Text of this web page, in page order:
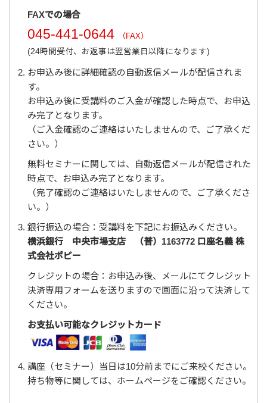
FAXでの場合
045-441-0644
（FAX）
(24時間受付、お返事は翌営業日以降になります)
お申込み後に詳細確認の自動返信メールが配信されま
す。
お申込み後に受講料のご入金が確認した時点で、お申込
み完了となります。
（ご入金確認のご連絡はいたしませんので、ご了承くだ
さい。）
無料セミナーに関しては、自動返信メールが配信された
時点で、お申込み完了となります。
（完了確認のご連絡はいたしませんので、ご了承くださ
い。）
銀行振込の場合：受講料を下記にお振込みください。
横浜銀行 中央市場支店 （普）1163772 口座名義 株
式会社ポピー
クレジットの場合：お申込み後、メールにてクレジット
決済専用フォームを送りますので画面に沿って決済して
ください。
お支払い可能なクレジットカード
講座（セミナー）当日は10分前までにご来校ください。
持ち物等に関しては、ホームページをご確認ください。